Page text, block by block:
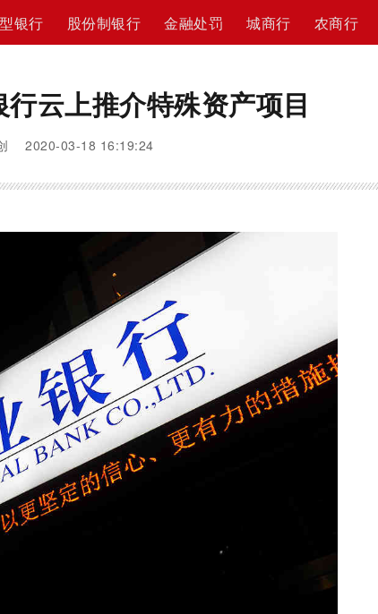
银行 股份制银行 金融处罚 城商行 农商行
云上推介特殊资产项目
2020-03-18 16:19:24